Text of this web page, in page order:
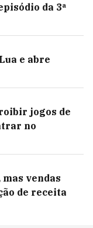
da 3ª
e abre
jogos de
no
vendas
de receita